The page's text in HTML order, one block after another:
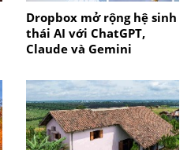
Dropbox mở rộng hệ sinh
thái AI với ChatGPT,
Claude và Gemini